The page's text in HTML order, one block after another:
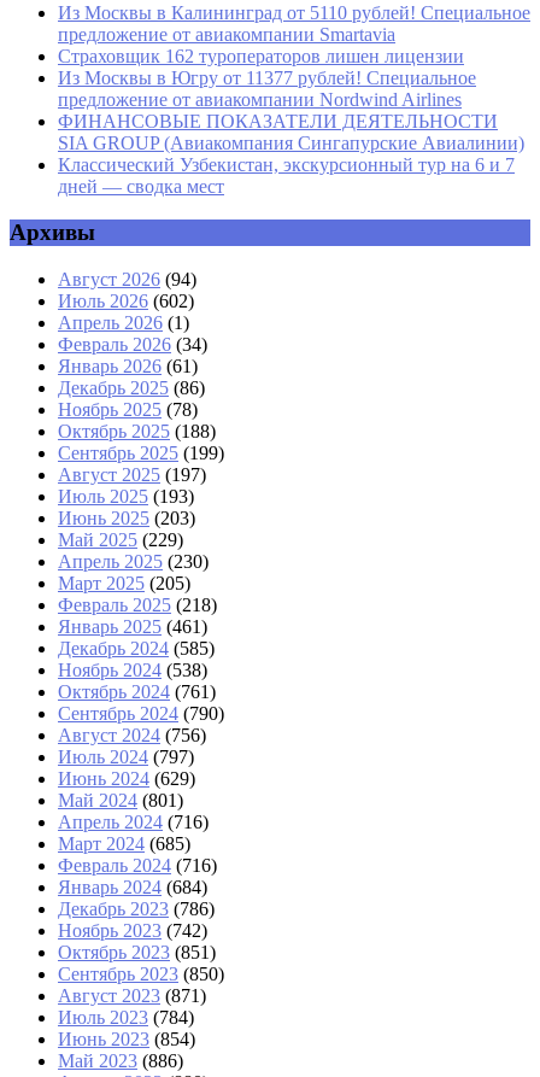
Из Москвы в Калининград от 5110 рублей! Специальное
предложение от авиакомпании Smartavia
Страховщик 162 туроператоров лишен лицензии
Из Москвы в Югру от 11377 рублей! Специальное
предложение от авиакомпании Nordwind Airlines
ФИНАНСОВЫЕ ПОКАЗАТЕЛИ ДЕЯТЕЛЬНОСТИ
SIA GROUP (Авиакомпания Сингапурские Авиалинии)
Классический Узбекистан, экскурсионный тур на 6 и 7
дней — сводка мест
Архивы
Август 2026 (94)
Июль 2026 (602)
Апрель 2026 (1)
Февраль 2026 (34)
Январь 2026 (61)
Декабрь 2025 (86)
Ноябрь 2025 (78)
Октябрь 2025 (188)
Сентябрь 2025 (199)
Август 2025 (197)
Июль 2025 (193)
Июнь 2025 (203)
Май 2025 (229)
Апрель 2025 (230)
Март 2025 (205)
Февраль 2025 (218)
Январь 2025 (461)
Декабрь 2024 (585)
Ноябрь 2024 (538)
Октябрь 2024 (761)
Сентябрь 2024 (790)
Август 2024 (756)
Июль 2024 (797)
Июнь 2024 (629)
Май 2024 (801)
Апрель 2024 (716)
Март 2024 (685)
Февраль 2024 (716)
Январь 2024 (684)
Декабрь 2023 (786)
Ноябрь 2023 (742)
Октябрь 2023 (851)
Сентябрь 2023 (850)
Август 2023 (871)
Июль 2023 (784)
Июнь 2023 (854)
Май 2023 (886)